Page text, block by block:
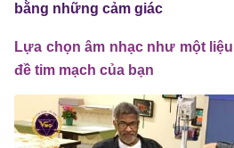
bằng những cảm giác
Lựa chọn âm nhạc như một
đề tim mạch của bạn